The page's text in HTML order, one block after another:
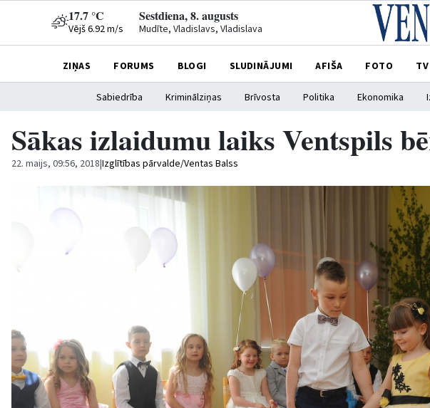
17.7 °C
Vējš 6.92 m/s
Sestdiena, 8. augusts
Mudīte, Vladislavs, Vladislava
ZIŅAS FORUMS BLOGI SLUDINĀJUMI AFIŠA FOTO TV
Sabiedrība Kriminālziņas Brīvosta Politika Ekonomika
Sākas izlaidumu laiks Ventspils
22. maijs, 09:56, 2018|Izglītības pārvalde/Ventas Balss